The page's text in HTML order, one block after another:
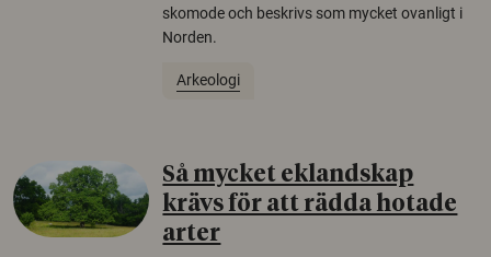
skomode och beskrivs som mycket ovanligt i
Norden.
Arkeologi
Så mycket eklandskap
krävs för att rädda hotade
arter